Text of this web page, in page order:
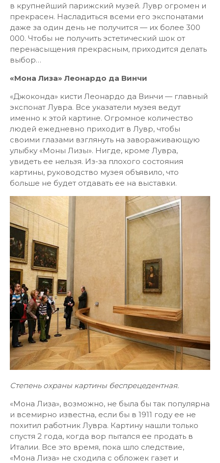
в крупнейший парижский музей. Лувр огромен и
прекрасен. Насладиться всеми его экспонатами
даже за один день не получится — их более 300
000. Чтобы не получить эстетический шок от
перенасыщения прекрасным, приходится делать
выбор…
«Мона Лиза» Леонардо да Винчи
«Джоконда» кисти Леонардо да Винчи — главный
экспонат Лувра. Все указатели музея ведут
именно к этой картине. Огромное количество
людей ежедневно приходит в Лувр, чтобы
своими глазами взглянуть на завораживающую
улыбку «Моны Лизы». Нигде, кроме Лувра,
увидеть ее нельзя. Из-за плохого состояния
картины, руководство музея объявило, что
больше не будет отдавать ее на выставки.
Степень охраны картины беспрецедентная.
«Мона Лиза», возможно, не была бы так популярна
и всемирно известна, если бы в 1911 году ее не
похитил работник Лувра. Картину нашли только
спустя 2 года, когда вор пытался ее продать в
Италии. Все это время, пока шло следствие,
«Мона Лиза» не сходила с обложек газет и